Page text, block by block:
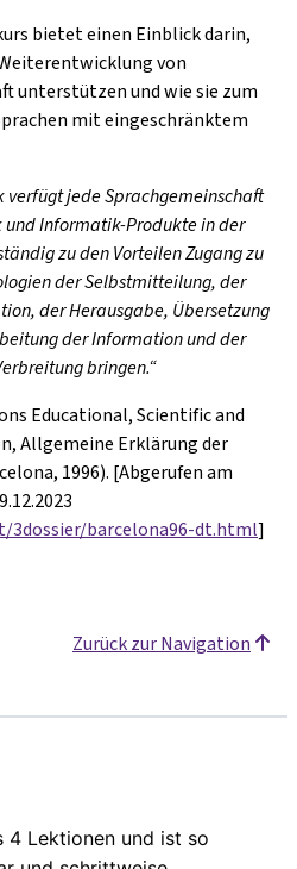
bietet einen Einblick darin,
von
unterstützen und wie sie zum
mit eingeschränktem
jede Sprachgemeinschaft
Informatik-Produkte in der
zu den Vorteilen Zugang zu
der Selbstmitteilung, der
der Herausgabe, Übersetzung
der Information und der
bringen.“
Educational, Scientific and
Allgemeine Erklärung der
1996). [Abgerufen am
3dossier/barcelona96-dt.html]
Zurück zur Navigation
4 Lektionen und ist so